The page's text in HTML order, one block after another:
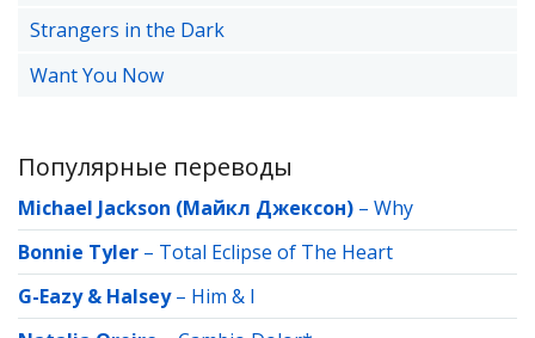
Strangers in the Dark
Want You Now
Популярные переводы
Michael Jackson (Майкл Джексон) – Why
Bonnie Tyler – Total Eclipse of The Heart
G-Eazy & Halsey– Him & I